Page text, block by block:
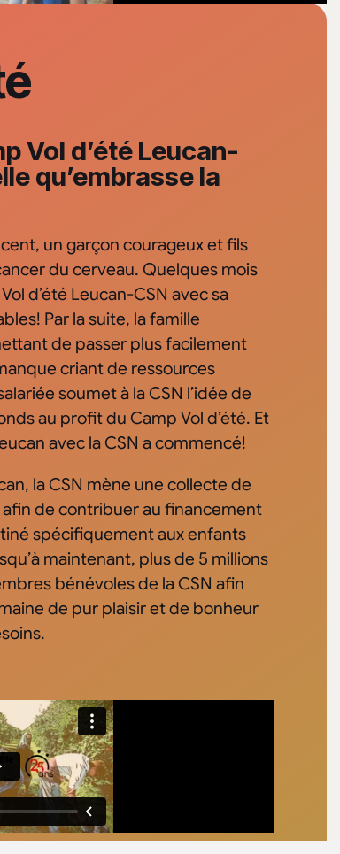
Vol d’été Leucan-
qu’embrasse la
un garçon courageux et fils
du cerveau. Quelques mois
d’été Leucan-CSN avec sa
Par la suite, la famille
de passer plus facilement
criant de ressources
soumet à la CSN l’idée de
au profit du Camp Vol d’été. Et
avec la CSN a commencé!
la CSN mène une collecte de
de contribuer au financement
spécifiquement aux enfants
maintenant, plus de 5 millions
bénévoles de la CSN afin
de pur plaisir et de bonheur